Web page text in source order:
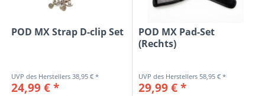
POD MX Strap D-clip Set
38,95 € *
24,99 € *
POD MX Pad-Set
(Rechts)
58,95 € *
29,99 € *